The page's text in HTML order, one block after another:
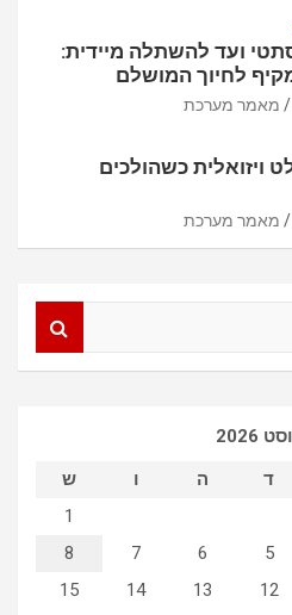
ועד להשתלה מיידית:
לחיוך המושלם
מאמר מערכת
ויזואלית כשהולכים
מאמר מערכת
2026
ד ה ו ש
1
5
6
7
8
12
13
14
15